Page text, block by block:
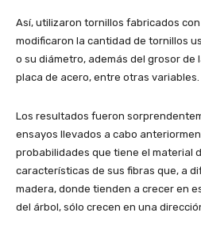
Así, utilizaron tornillos fabricados
modificaron la cantidad de tornillos
o su diámetro, además del grosor de
placa de acero, entre otras variables.
Los resultados fueron
ensayos llevados a cabo
probabilidades que tiene el material
características de sus fibras que, a
madera, donde tienden a crecer en
del árbol, sólo crecen en una